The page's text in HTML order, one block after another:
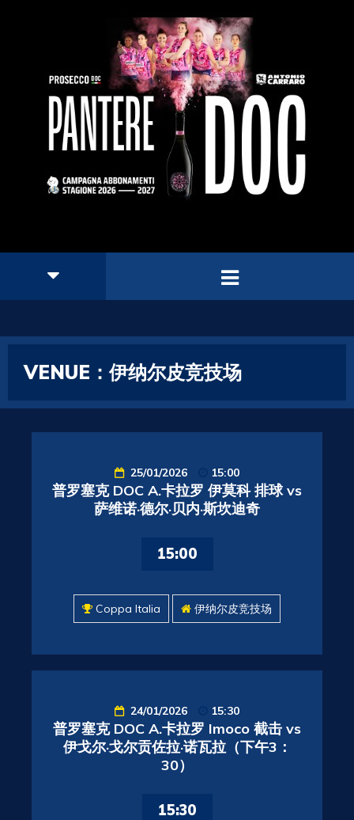
VENUE：伊纳尔皮竞技场
25/01/2026 15:00
普罗塞克 DOC A.卡拉罗 伊莫科 排球 vs
萨维诺·德尔·贝内·斯坎迪奇
15:00
Coppa Italia 伊纳尔皮竞技场
24/01/2026 15:30
普罗塞克 DOC A.卡拉罗 Imoco 截击 vs
伊戈尔·戈尔贡佐拉·诺瓦拉（下午3：
30）
15:30